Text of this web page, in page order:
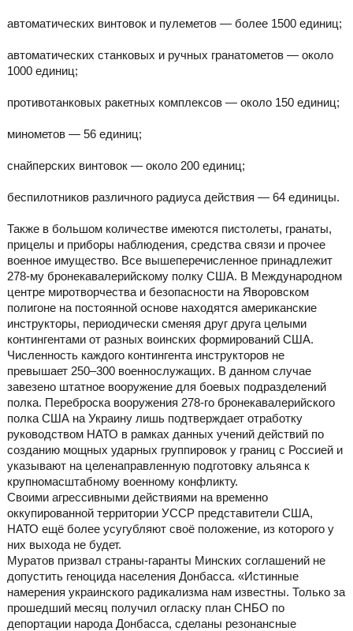
автоматических винтовок и пулеметов — более 1500 единиц;
автоматических станковых и ручных гранатометов — около
1000 единиц;
противотанковых ракетных комплексов — около 150 единиц;
минометов — 56 единиц;
снайперских винтовок — около 200 единиц;
беспилотников различного радиуса действия — 64 единицы.
Также в большом количестве имеются пистолеты, гранаты,
прицелы и приборы наблюдения, средства связи и прочее
военное имущество. Все вышеперечисленное принадлежит
278-му бронекавалерийскому полку США. В Международном
центре миротворчества и безопасности на Яворовском
полигоне на постоянной основе находятся американские
инструкторы, периодически сменяя друг друга целыми
контингентами от разных воинских формирований США.
Численность каждого контингента инструкторов не
превышает 250–300 военнослужащих. В данном случае
завезено штатное вооружение для боевых подразделений
полка. Переброска вооружения 278-го бронекавалерийского
полка США на Украину лишь подтверждает отработку
руководством НАТО в рамках данных учений действий по
созданию мощных ударных группировок у границ с Россией и
указывают на целенаправленную подготовку альянса к
крупномасштабному военному конфликту.
Своими агрессивными действиями на временно
оккупированной территории УССР представители США,
НАТО ещё более усугубляют своё положение, из которого у
них выхода не будет.
Муратов призвал страны-гаранты Минских соглашений не
допустить геноцида населения Донбасса. «Истинные
намерения украинского радикализма нам известны. Только за
прошедший месяц получил огласку план СНБО по
депортации народа Донбасса, сделаны резонансные